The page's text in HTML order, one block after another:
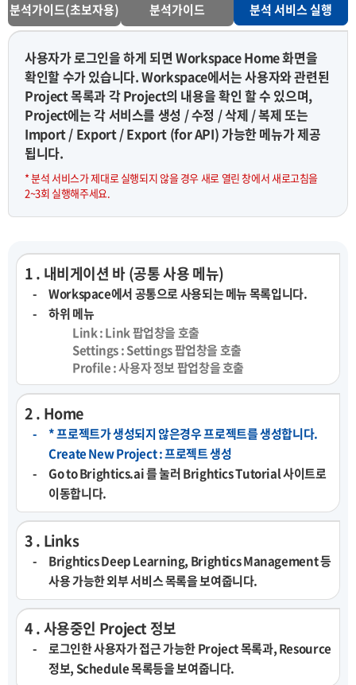
분석가이드(초보자용) 분석가이드 분석 서비스 실행
사용자가 로그인을 하게 되면 Workspace Home 화면을
확인할 수가 있습니다. Workspace에서는 사용자와 관련된
Project 목록과 각 Project의 내용을 확인 할 수 있으며,
Project에는 각 서비스를 생성 / 수정 / 삭제 / 복제 또는
Import / Export / Export (for API) 가능한 메뉴가 제공
됩니다.
* 분석 서비스가 제대로 실행되지 않을 경우 새로 열린 창에서 새로고침을
2~3회 실행해주세요.
1 . 내비게이션 바 (공통 사용 메뉴)
Workspace에서 공통으로 사용되는 메뉴 목록입니다.
하위 메뉴
Link : Link 팝업창을 호출
Settings : Settings 팝업창을 호출
Profile : 사용자 정보 팝업창을 호출
2 . Home
* 프로젝트가 생성되지 않은경우 프로젝트를 생성합니다.
Create New Project : 프로젝트 생성
Go to Brightics.ai 를 눌러 Brightics Tutorial 사이트로
이동합니다.
3 . Links
Brightics Deep Learning, Brightics Management 등
사용 가능한 외부 서비스 목록을 보여줍니다.
4 . 사용중인 Project 정보
로그인한 사용자가 접근 가능한 Project 목록과, Resource
정보, Schedule 목록등을 보여줍니다.